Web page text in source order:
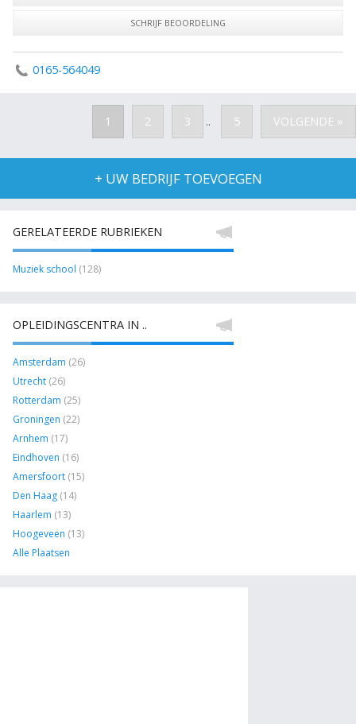
SCHRIJF BEOORDELING
0165-564049
1 2 3 .. 5 VOLGENDE »
+ UW BEDRIJF TOEVOEGEN
GERELATEERDE RUBRIEKEN
Muziek school (128)
OPLEIDINGSCENTRA IN ..
Amsterdam (26)
Utrecht (26)
Rotterdam (25)
Groningen (22)
Arnhem (17)
Eindhoven (16)
Amersfoort (15)
Den Haag (14)
Haarlem (13)
Hoogeveen (13)
Alle Plaatsen